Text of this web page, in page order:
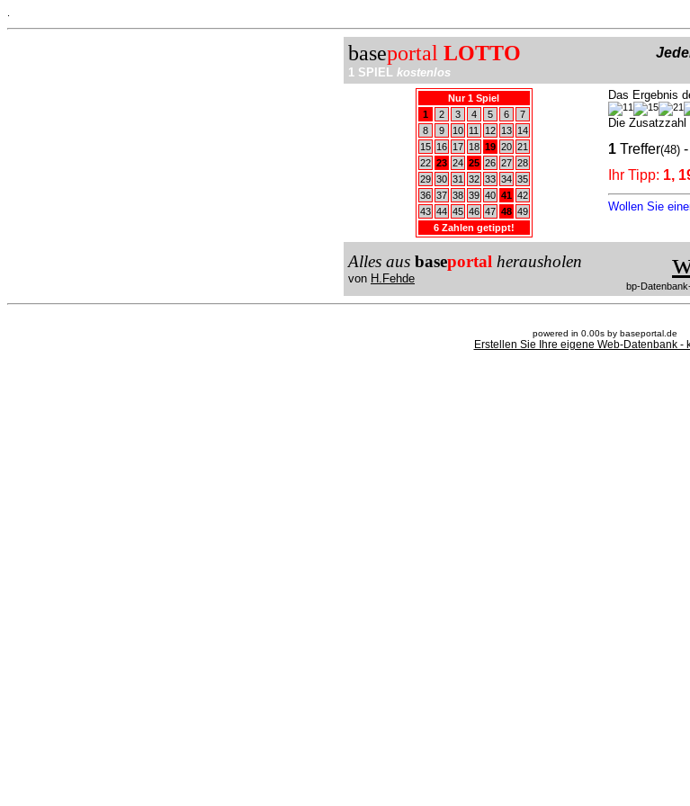
baseportal LOTTO
1 SPIEL kostenlos
Nur 1 Spiel
1
2 3 4 5 6
7
8
9 10 11 12 13
14
15
16 17 18 19 20 21
22 23 24 25 26 27 28
29 30 31 32 33 34 35
36 37 38 39 40 41 42
43 44 45 46 47 48 49
6 Zahlen getippt!
Das Ergebnis
Die Zusatzzahl
1 Treffer(48)
Ihr Tipp: 1,
Wollen Sie
Alles aus baseportal herausholen
von H.Fehde
bp-
powered in 0.00s by baseportal.de
Erstellen Sie Ihre eigene Web-Datenbank -